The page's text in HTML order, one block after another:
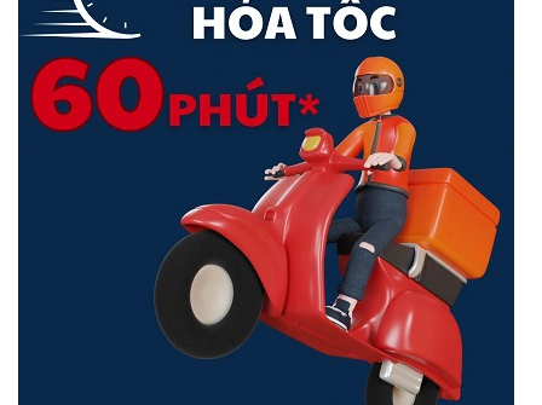
cảnh báo kẻ gian đột nhập ngay lập tức bằng
âm thanh và ánh sáng khi có sự cố bất thường